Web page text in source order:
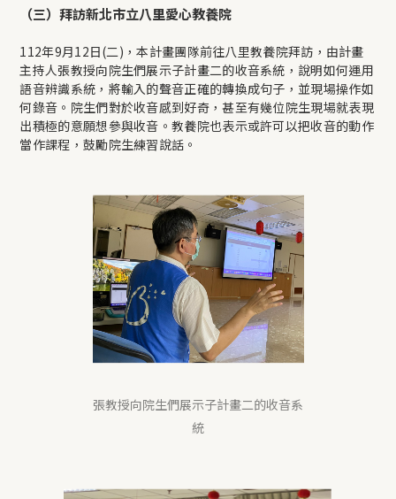
（三）拜訪新北市立八里愛心教養院
112年9月12日(二)，本計畫團隊前往八里教養院拜訪，由計畫
主持人張教授向院生們展示子計畫二的收音系統，說明如何運用
語音辨識系統，將輸入的聲音正確的轉換成句子，並現場操作如
何錄音。院生們對於收音感到好奇，甚至有幾位院生現場就表現
出積極的意願想參與收音。教養院也表示或許可以把收音的動作
當作課程，鼓勵院生練習說話。
張教授向院生們展示子計畫二的收音系
統